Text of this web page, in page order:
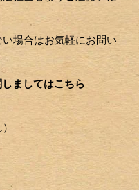
場合はお気軽にお問い
ましてはこちら